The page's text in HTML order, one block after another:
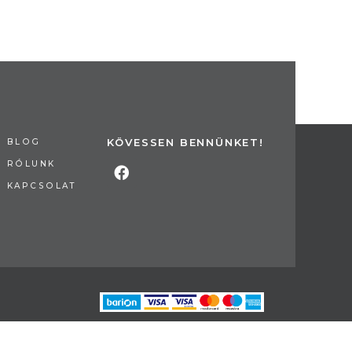
BLOG
RÓLUNK
KAPCSOLAT
KÖVESSEN BENNÜNKET!